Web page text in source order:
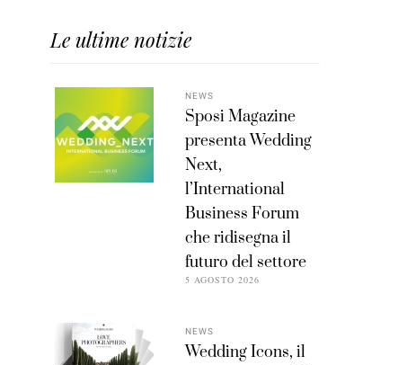
Le ultime notizie
NEWS
Sposi Magazine
presenta Wedding
Next,
l’International
Business Forum
che ridisegna il
futuro del settore
5 AGOSTO 2026
NEWS
Wedding Icons, il